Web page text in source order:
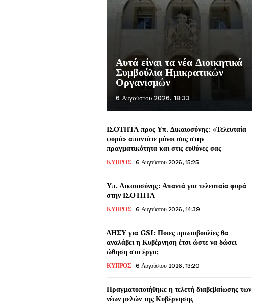
Αυτά είναι τα νέα Διοικητικά
Συμβούλια Ημικρατικών
Οργανισμών
6 Αυγούστου 2026, 18:33
ΙΣΟΤΗΤΑ προς Υπ. Δικαιοσύνης: «Τελευταία
φορά» απαντάτε μόνοι σας στην
πραγματικότητα και στις ευθύνες σας
ΚΥΠΡΟΣ 6 Αυγούστου 2026, 15:25
Υπ. Δικαιοσύνης: Απαντά για τελευταία φορά
στην ΙΣΟΤΗΤΑ
ΚΥΠΡΟΣ 6 Αυγούστου 2026, 14:39
ΔΗΣΥ για GSI: Ποιες πρωτοβουλίες θα
αναλάβει η Κυβέρνηση έτσι ώστε να δώσει
ώθηση στο έργο;
ΚΥΠΡΟΣ 6 Αυγούστου 2026, 13:20
Πραγματοποιήθηκε η τελετή διαβεβαίωσης των
νέων μελών της Κυβέρνησης